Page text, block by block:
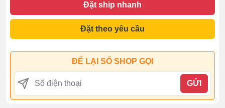
Đặt ship nhanh
Đặt theo yêu cầu
ĐỂ LẠI SỐ SHOP GỌI
GỬI